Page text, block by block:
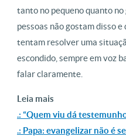
tanto no pequeno quanto no
pessoas não gostam disso e
tentam resolver uma
escondido, sempre em voz
falar claramente.
Leia mais
.: “Quem viu dá
.: Papa: evangelizar não é